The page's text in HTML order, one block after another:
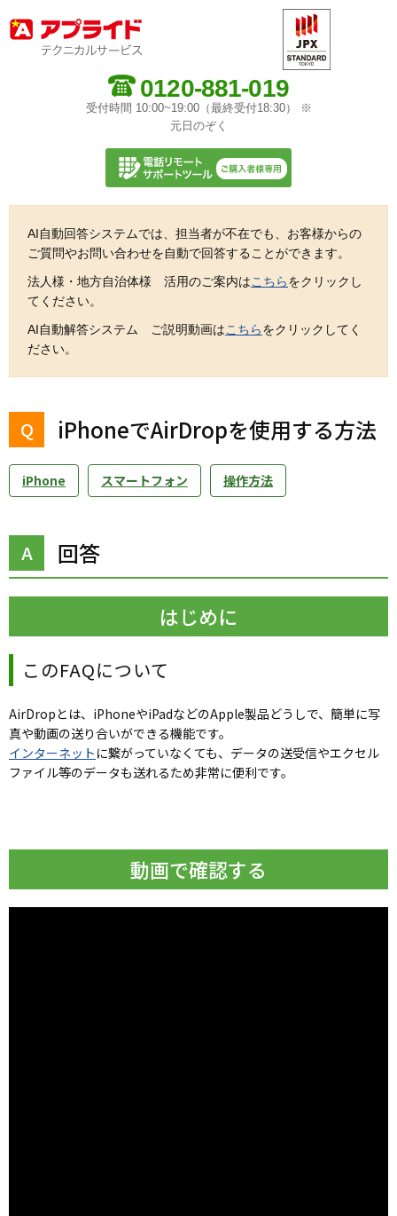
0120-881-019
受付時間 10:00~19:00（最終受付18:30） ※
元日のぞく
AI自動回答システムでは、担当者が不在でも、お客様からの
ご質問やお問い合わせを自動で回答することができます。
法人様・地方自治体様 活用のご案内はこちらをクリックし
てください。
AI自動解答システム ご説明動画はこちらをクリックしてく
ださい。
iPhoneでAirDropを使用する方法
iPhone スマートフォン 操作方法
回答
はじめに
このFAQについて
AirDropとは、iPhoneやiPadなどのApple製品どうしで、簡単に写
真や動画の送り合いができる機能です。
インターネット に繋がっていなくても、データの送受信やエクセル
ファイル等のデータも送れるため非常に便利です。
動画で確認する